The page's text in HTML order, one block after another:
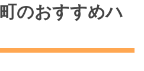
のおすすめハ